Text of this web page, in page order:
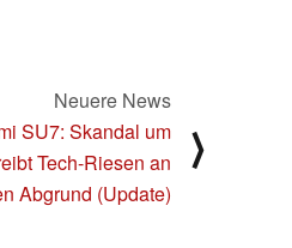
Neuere News
SU7: Skandal um
Tech-Riesen an
Abgrund (Update)
⟩